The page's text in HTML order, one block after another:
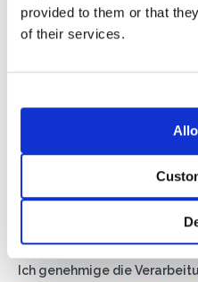
provided to them or that
of their services.
Privacy*
Ich genehmige die